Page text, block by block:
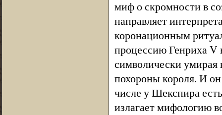
миф о скромности в
направляет
коронационным
процессию Генриха V
символически умирая
похороны короля. И
числе у Шекспира
излагает мифологию